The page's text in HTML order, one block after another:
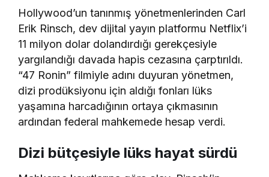
Hollywood’un tanınmış yönetmenlerinden Carl
Erik Rinsch, dev dijital yayın platformu Netflix’i
11 milyon dolar dolandırdığı gerekçesiyle
yargılandığı davada hapis cezasına çarptırıldı.
“47 Ronin” filmiyle adını duyuran yönetmen,
dizi prodüksiyonu için aldığı fonları lüks
yaşamına harcadığının ortaya çıkmasının
ardından federal mahkemede hesap verdi.
Dizi bütçesiyle lüks hayat sürdü